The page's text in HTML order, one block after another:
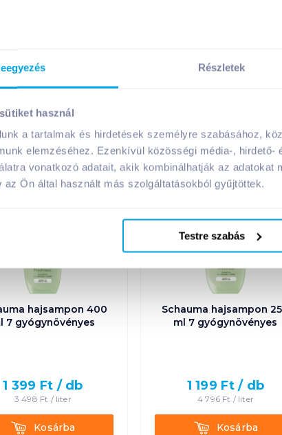
Részletek
használ
a tartalmak és hirdetések személyre szabásához,
elemzéséhez. Ezenkívül közösségi média-,
vonatkozó adatait, akik kombinálhatják az adatokat
az Ön által használt más szolgáltatásokból gyűjtöttek.
Testre szabás
szállítható
szállítható!
A márka további termékei
hajsampon 400
7 gyógynövényes
1 399 Ft / db
3 498 Ft / liter
KosárbaKosárba
Schauma hajsampon
ml 7 gyógynövényes
1 199 Ft / db
4 796Ft / liter
KosárbaKosárba